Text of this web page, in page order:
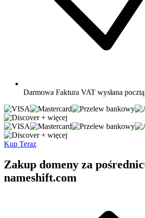
Darmowa Faktura VAT wysłana
+ więcej
+ więcej
Kup Teraz
Zakup domeny za
nameshift.com